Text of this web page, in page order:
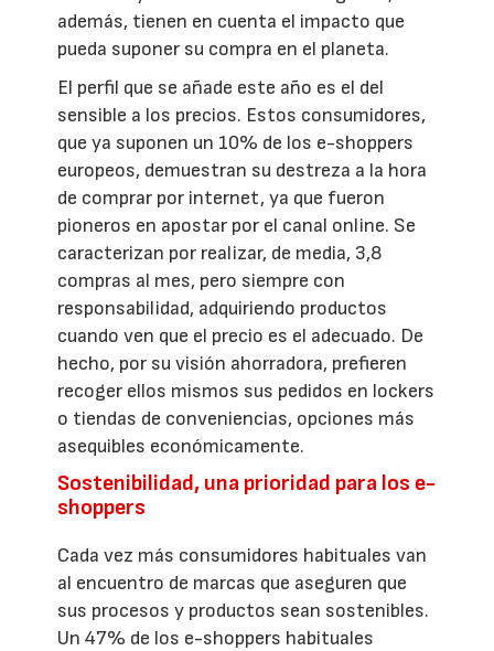
además, tienen en cuenta el impacto que
pueda suponer su compra en el planeta.
El perfil que se añade este año es el del
sensible a los precios. Estos consumidores,
que ya suponen un 10% de los e-shoppers
europeos, demuestran su destreza a la hora
de comprar por internet, ya que fueron
pioneros en apostar por el canal online. Se
caracterizan por realizar, de media, 3,8
compras al mes, pero siempre con
responsabilidad, adquiriendo productos
cuando ven que el precio es el adecuado. De
hecho, por su visión ahorradora, prefieren
recoger ellos mismos sus pedidos en lockers
o tiendas de conveniencias, opciones más
asequibles económicamente.
Sostenibilidad, una prioridad para los e-
shoppers
Cada vez más consumidores habituales van
al encuentro de marcas que aseguren que
sus procesos y productos sean sostenibles.
Un 47% de los e-shoppers habituales